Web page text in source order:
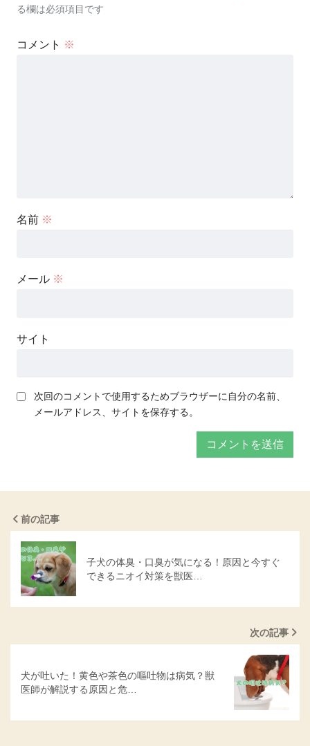
る欄は必須項目です
コメント ※
名前 ※
メール ※
サイト
次回のコメントで使用するためブラウザーに自分の名前、
メールアドレス、サイトを保存する。
前の記事
子犬の体臭・口臭が気になる！原因と今すぐ
できるニオイ対策を獣医…
次の記事
犬が吐いた！黄色や茶色の嘔吐物は病気？獣
医師が解説する原因と危…